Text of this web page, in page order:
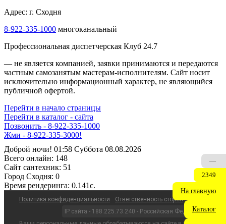
Адрес: г. Сходня
8-922-335-1000 многоканальный
Профессиональная диспетчерская Клуб 24.7
— не является компанией, заявки принимаются и передаются
частным самозанятым мастерам‑исполнителям. Сайт носит
исключительно информационный характер, не являющийся
публичной офертой.
Перейти в начало страницы
Перейти в каталог - сайта
Позвонить - 8-922-335-1000
Жми - 8-922-335-3000!
Доброй ночи! 01:58 Суббота 08.08.2026
Всего онлайн: 148
Сайт cантехник: 51
Город Сходня: 0
Время рендеринга: 0.141c.
Политика конфиденциальности
Ответственность сторон
IP сайта - 188.225.73.240 - Российская Федерация
—
2349
На главную
Каталог